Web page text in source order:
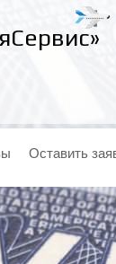
Оставить